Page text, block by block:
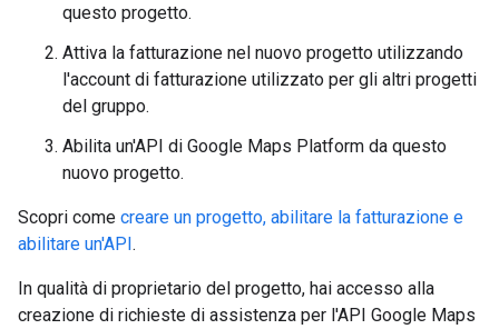
questo progetto.
Attiva la fatturazione nel nuovo progetto utilizzando
l'account di fatturazione utilizzato per gli altri progetti
del gruppo.
Abilita un'API di Google Maps Platform da questo
nuovo progetto.
Scopri come creare un progetto, abilitare la fatturazione e
abilitare un'API.
In qualità di proprietario del progetto, hai accesso alla
creazione di richieste di assistenza per l'API Google Maps